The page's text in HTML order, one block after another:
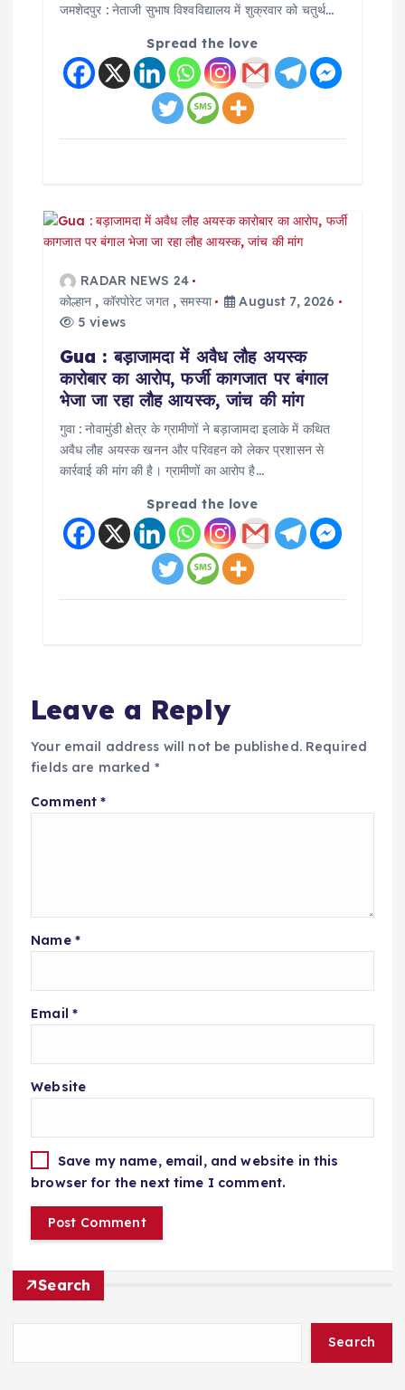
जमशेदपुर : नेताजी सुभाष विश्वविद्यालय में शुक्रवार को चतुर्थ…
Spread the love
RADAR NEWS 24
कोल्हान , कॉरपोरेट जगत,समस्या
August 7, 2026
5 views
Gua : बड़ाजामदा में अवैध लौह अयस्क
कारोबार का आरोप, फर्जी कागजात पर बंगाल
भेजा जा रहा लौह आयस्क, जांच की मांग
गुवा : नोवामुंडी क्षेत्र के ग्रामीणों ने बड़ाजामदा इलाके में कथित
अवैध लौह अयस्क खनन और परिवहन को लेकर प्रशासन से
कार्रवाई की मांग की है। ग्रामीणों का आरोप है…
Spread the love
Leave a Reply
Your email address will not be published. Required
fields are marked *
Comment*
Name *
Email *
Website
Save my name, email, and website in this
browser for the next time I comment.
Search
Search